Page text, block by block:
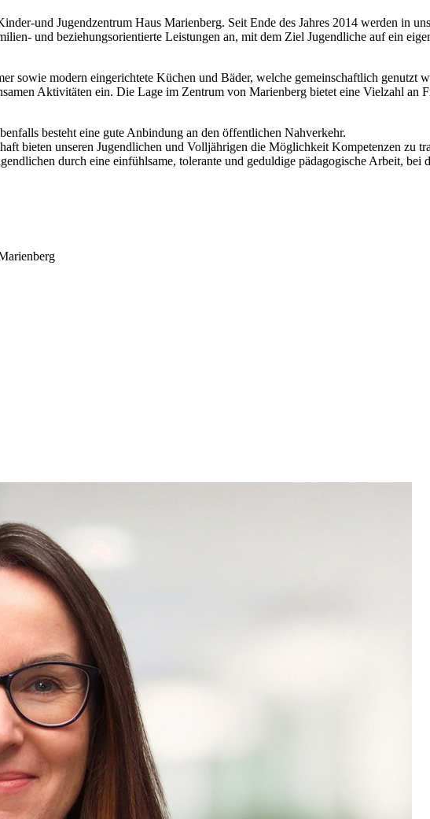
und Jugendzentrum Haus Marienberg. Seit Ende des Jahres 2014 werden in
und beziehungsorientierte Leistungen an, mit dem Ziel Jugendliche auf ein
sowie modern eingerichtete Küchen und Bäder, welche gemeinschaftlich genutzt
Aktivitäten ein. Die Lage im Zentrum von Marienberg bietet eine Vielzahl an
besteht eine gute Anbindung an den öffentlichen Nahverkehr.
bieten unseren Jugendlichen und Volljährigen die Möglichkeit Kompetenzen zu
durch eine einfühlsame, tolerante und geduldige pädagogische Arbeit, bei